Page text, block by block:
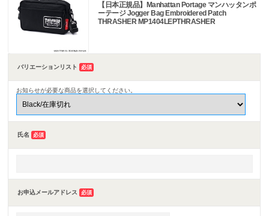
【日本正規品】Manhattan Portage マンハッタンポ
ーテージ Jogger Bag Embroidered Patch
THRASHER MP1404LEPTHRASHER
バリエーションリスト 必須
お知らせが必要な商品を選択してください。
氏名 必須
お申込メールアドレス 必須